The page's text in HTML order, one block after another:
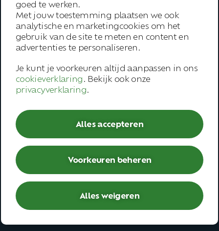
Einfo@arboanders.nl
Aanbod
Over ons
Onze werkwijze
Trainingen
Inspiratie
Contact
Werknemer
– Open spreekuur
– Bedrijfsarts
– Second opinion
goed te werken.
Met jouw toestemming plaatsen we ook
analytische en marketingcookies om het
gebruik van de site te meten en content en
advertenties te personaliseren.
Je kunt je voorkeuren altijd aanpassen in ons
cookieverklaring. Bekijk ook onze
privacyverklaring.
Alles accepteren
Voorkeuren beheren
Alles weigeren